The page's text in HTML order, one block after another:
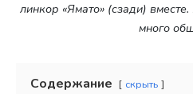
линкор «Ямато» (сзади)
много
Содержание скрыть